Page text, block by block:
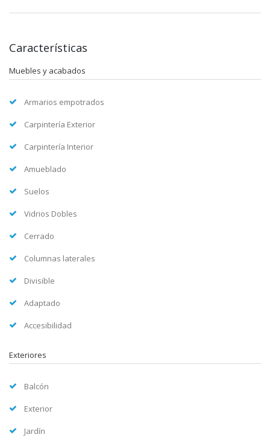
Características
Muebles y acabados
Armarios empotrados
Carpintería Exterior
Carpintería Interior
Amueblado
Suelos
Vidrios Dobles
Cerrado
Columnas laterales
Divisible
Adaptado
Accesibilidad
Exteriores
Balcón
Exterior
Jardín